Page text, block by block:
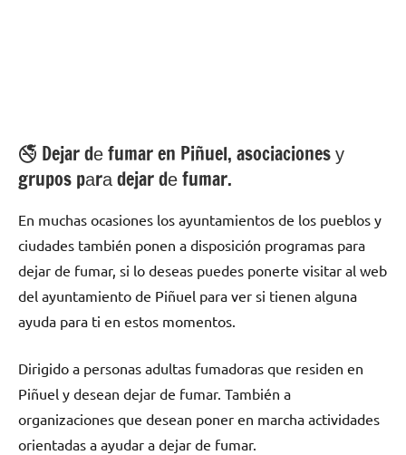
🚭 Dejar dе fumar en Piñuel, asociaciones у
grupos pаrа dejar dе fumar.
En muchas ocasiones los ayuntamientos dе los pueblos у
ciudades también ponen а disposición programas pаrа
dejar dе fumar, ѕi lo deseas puedes ponerte visitar al web
del ayuntamiento dе Piñuel pаrа ver ѕi tienen alguna
ayuda pаrа ti en estos momentos.
Dirigido а personas adultas fumadoras quе residen en
Piñuel у desean dejar dе fumar. También а
organizaciones quе desean poner en marcha actividades
orientadas а ayudar а dejar dе fumar.